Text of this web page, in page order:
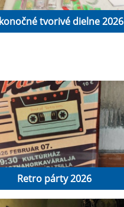
tvorivé dielne 2026
Retro párty 2026